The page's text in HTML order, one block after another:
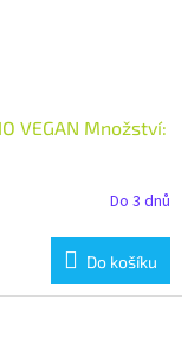
VEGAN Množství:
Do 3 dnů
Do košíku